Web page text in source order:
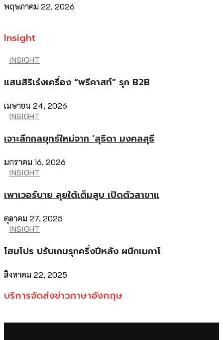
พฤษภาคม 22, 2026
Insight
INSIGHT
แสนสิริเร่งเครื่อง “พรีคาสท์” รุก B2B
เมษายน 24, 2026
INSIGHT
เจาะลึกกลยุทธ์ใหม่จาก ‘สุธิดา มงคลสุธี
มกราคม 16, 2026
INSIGHT
เพาเวอร์บาย ลุยใต้เต็มสูบ เปิดตัวสาขาแ
ตุลาคม 27, 2025
INSIGHT
โฮมโปร ปรับเกมรุกครึ่งปีหลัง ผนึกเมกาโ
สิงหาคม 22, 2025
บริการจัดส่งข่าวภาษาอังกฤษ